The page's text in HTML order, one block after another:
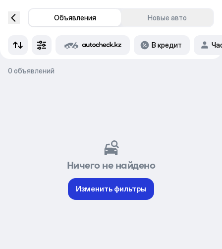
Объявления Новые авто
В кредит
0 объявлений
Ничего не найдено
Изменить фильтры